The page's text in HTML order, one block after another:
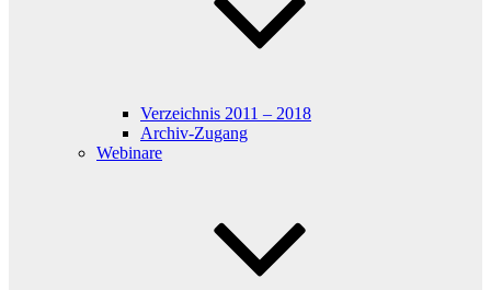
Verzeichnis 2011 – 2018
Archiv-Zugang
Webinare